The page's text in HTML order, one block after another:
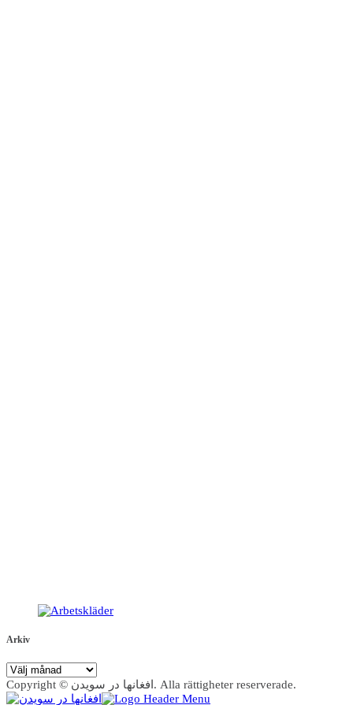
Arkiv
Arkiv
Copyright © افغانها در سویدن. Alla rättigheter reserverade.